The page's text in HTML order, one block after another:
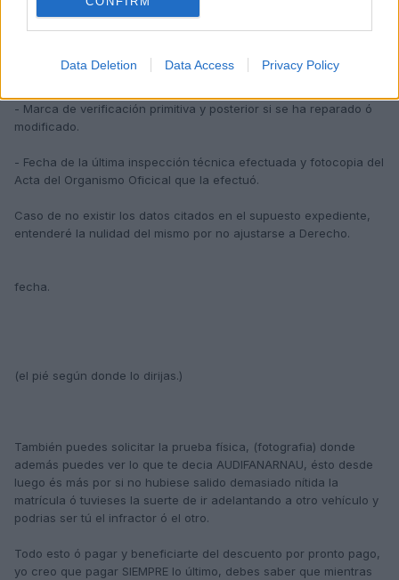
Data Deletion Data Access Privacy Policy
- Número del equipo donde está acoplada la antena y el
- Fecha de aprobación individualizada de éste aparato concreto.
- Marca de verificación primitiva y posterior si se ha reparado ó
modificado.
- Fecha de la última inspección técnica efectuada y fotocopia del
Acta del Organismo Oficical que la efectuó.
Caso de no existir los datos citados en el supuesto expediente,
entenderé la nulidad del mismo por no ajustarse a Derecho.
fecha.
(el pié según donde lo dirijas.)
También puedes solicitar la prueba física, (fotografia) donde
además puedes ver lo que te decia AUDIFANARNAU, ésto desde
luego és más por si no hubiese salido demasiado nítida la
matrícula ó tuvieses la suerte de ir adelantando a otro vehículo y
podrias ser tú el infractor ó el otro.
Todo esto ó pagar y beneficiarte del descuento por pronto pago,
yo creo que pagar SIEMPRE lo último, debes saber que mientras